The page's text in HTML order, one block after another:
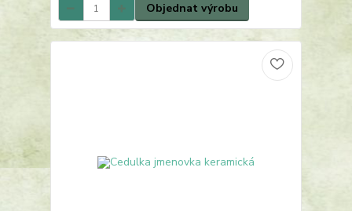
Objednat výrobu